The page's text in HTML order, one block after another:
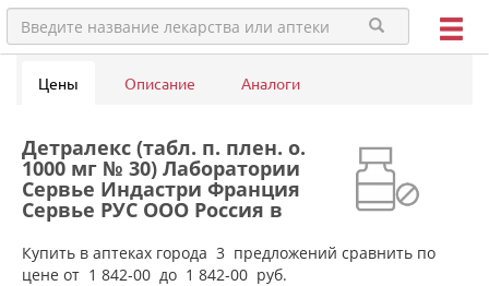
Цены Описание Аналоги
Детралекс (табл. п. плен. о.
1000 мг № 30) Лаборатории
Сервье Индастри Франция
Сервье РУС ООО Россия в
аптеках города Кировграда
Купить в аптеках города 3 предложений сравнить по
цене от 1 842-00 до 1 842-00 руб.